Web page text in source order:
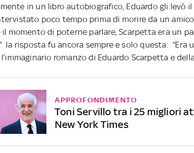
in un libro autobiografico, Eduardo gli levò il
poco tempo prima di morire da un
il momento di poterne parlare, Scarpetta era un
la risposta fu ancora sempre e solo questa: “Era
romanzo di Eduardo Scarpetta e
APPROFONDIMENTO
Toni Servillo tra i 25 migliori
New York Times